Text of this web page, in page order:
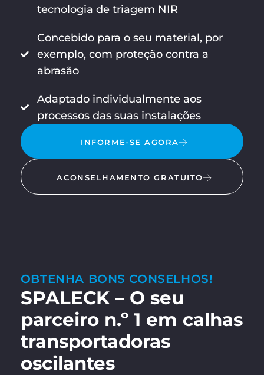
tecnologia de triagem NIR
Concebido para o seu material, por
exemplo, com proteção contra a
abrasão
Adaptado individualmente aos
processos das suas instalações
INFORME-SE AGORA
ACONSELHAMENTO GRATUITO
OBTENHA BONS CONSELHOS!
SPALECK – O seu
parceiro n.º 1 em calhas
transportadoras
oscilantes